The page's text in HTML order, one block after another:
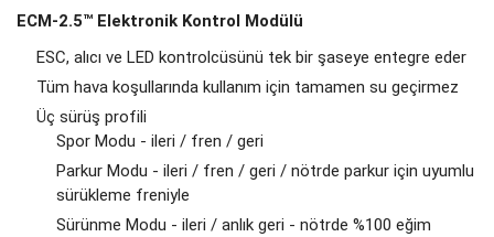
ECM-2.5™ Elektronik Kontrol Modülü
ESC, alıcı ve LED kontrolcüsünü tek bir şaseye entegre eder
Tüm hava koşullarında kullanım için tamamen su geçirmez
Üç sürüş profili
Spor Modu - ileri / fren / geri
Parkur Modu - ileri / fren / geri / nötrde parkur için uyumlu
sürükleme freniyle
Sürünme Modu - ileri / anlık geri - nötrde %100 eğim